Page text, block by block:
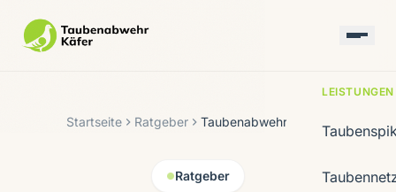
LEISTUNGEN
Startseite Ratgeber Taubenabwehr Kosten
Ratgeber